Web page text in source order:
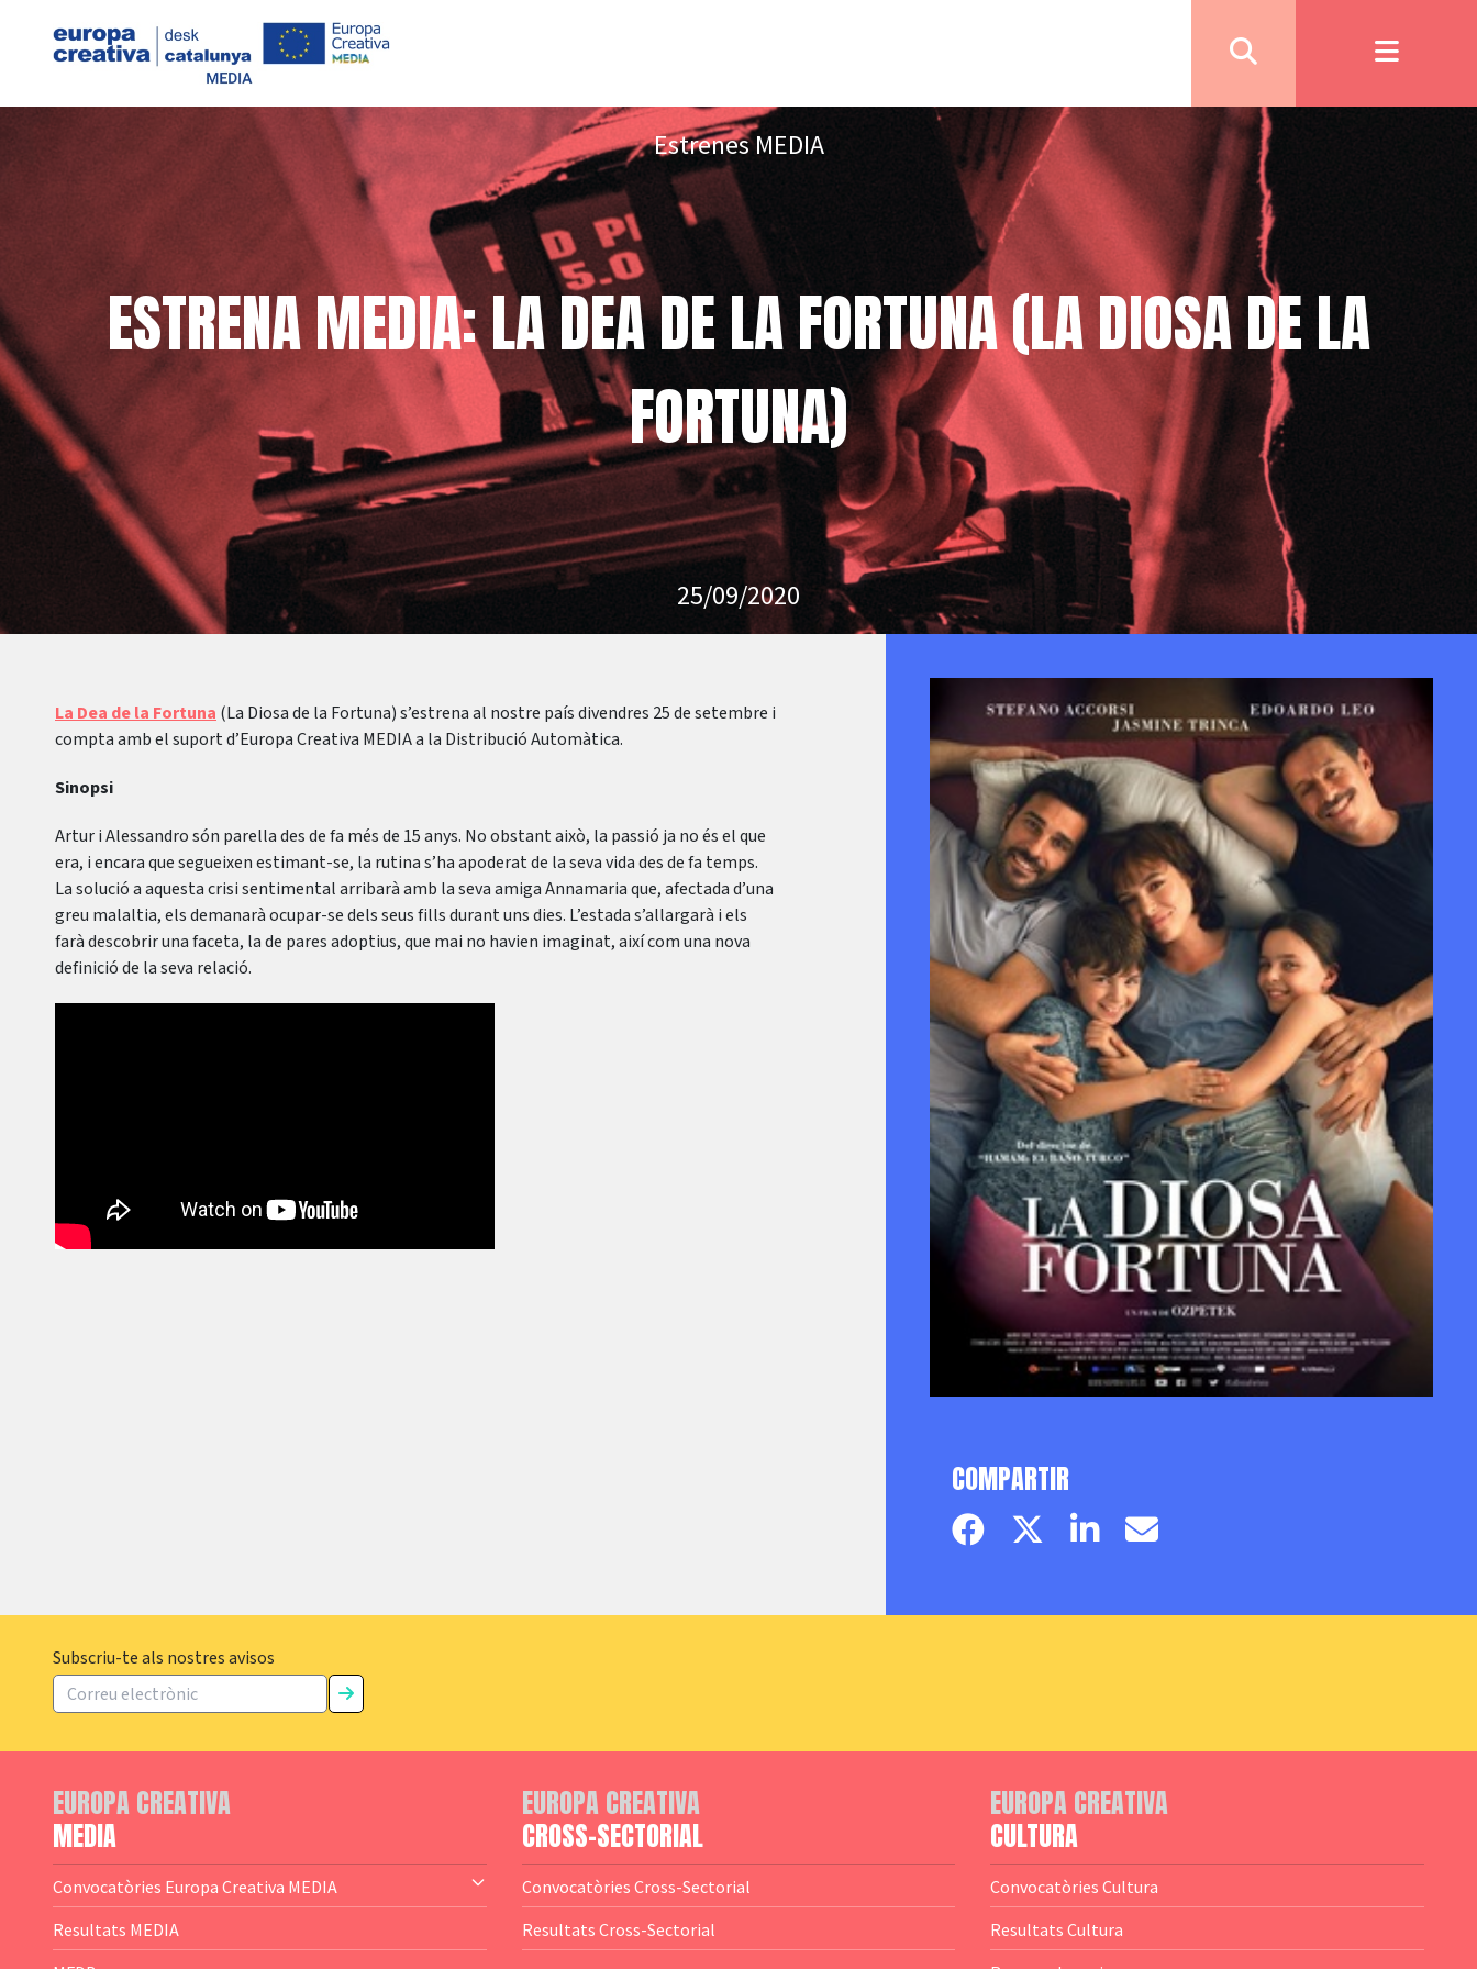
Estrenes MEDIA
ESTRENA MEDIA: LA DEA DE LA FORTUNA (LA DIOSA DE LA
FORTUNA)
25/09/2020
La Dea de la Fortuna (La Diosa de la Fortuna) s’estrena al nostre país divendres 25 de setembre i
compta amb el suport d’Europa Creativa MEDIA a la Distribució Automàtica.
Sinopsi
Artur i Alessandro són parella des de fa més de 15 anys. No obstant això, la passió ja no és el que
era, i encara que segueixen estimant-se, la rutina s’ha apoderat de la seva vida des de fa temps.
La solució a aquesta crisi sentimental arribarà amb la seva amiga Annamaria que, afectada d’una
greu malaltia, els demanarà ocupar-se dels seus fills durant uns dies. L’estada s’allargarà i els
farà descobrir una faceta, la de pares adoptius, que mai no havien imaginat, així com una nova
definició de la seva relació.
COMPARTIR
Facebook pageTwitter page
LinkedinEmail
Subscriu-te als nostres avisos
EUROPA CREATIVA
MEDIA
Convocatòries Europa Creativa MEDIA
— Content Cluster
Resultats MEDIA
EUROPA CREATIVA
CROSS-SECTORIAL
Convocatòries Cross-Sectorial
Resultats Cross-Sectorial
EUROPA CREATIVA
CULTURA
Convocatòries Cultura
Resultats Cultura